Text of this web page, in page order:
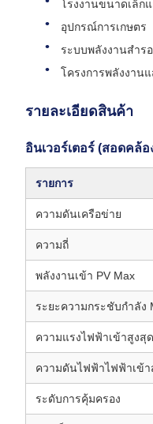
โรงงานขนาดเล็ก
อุปกรณ์การเกษตร
ระบบพลังงานสําร
โครงการพลังงาน
รายละเอียดสินค้า
อินเวอร์เตอร์ (สอดคล้
รายการ
ความดันเครือข่าย
ความถี่
พลังงานเข้า PV Max
ระยะความกระชับกําลัง
ความแรงไฟฟ้าเข้าสูงสุ
ความดันไฟฟ้าไฟฟ้าเข้า
ระดับการคุ้มครอง